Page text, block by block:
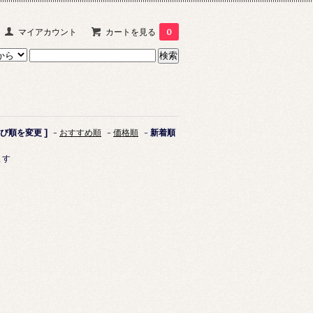
マイアカウント カートを見る 0
順を変更 ] - おすすめ順 - 価格順 - 新着順
す